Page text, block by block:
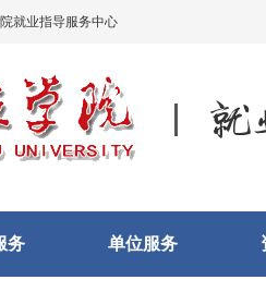
就业指导服务中心
务 单位服务